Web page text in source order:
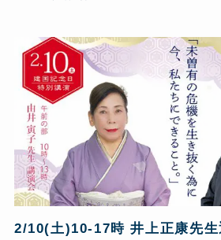
2/10(土)10-17時 井上正康先生